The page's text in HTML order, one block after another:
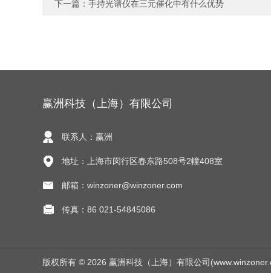
下一篇： 手持光谱仪在三元催化中有什么优势
赢洲科技（上海）有限公司
联系人：赢洲
地址：上海市闵行区春东路508号2幢408室
邮箱：winzoner@winzoner.com
传真：86 021-54845086
版权所有 © 2026 赢洲科技（上海）有限公司